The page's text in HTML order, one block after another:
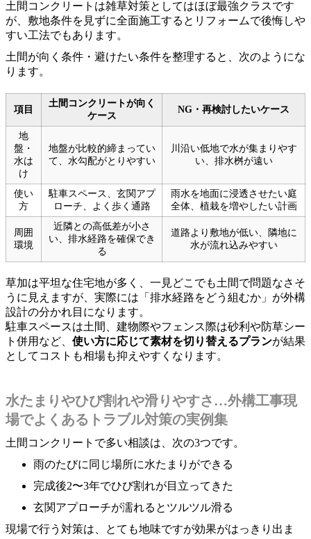
土間コンクリートは雑草対策としてはほぼ最強クラスです
が、敷地条件を見ずに全面施工するとリフォームで後悔しや
すい工法でもあります。
土間が向く条件・避けたい条件を整理すると、次のようにな
ります。
項目
土間コンクリートが向く
ケース
NG・再検討したいケース
地
盤・
水は
け
地盤が比較的締まってい
て、水勾配がとりやすい
川沿い低地で水が集まりやす
い、排水桝が遠い
使い
方
駐車スペース、玄関アプ
ローチ、よく歩く通路
雨水を地面に浸透させたい庭
全体、植栽を増やしたい計画
周囲
環境
近隣との高低差が小さ
い、排水経路を確保でき
る
道路より敷地が低い、隣地に
水が流れ込みやすい
草加は平坦な住宅地が多く、一見どこでも土間で問題なさそ
うに見えますが、実際には「排水経路をどう組むか」が外構
設計の分かれ目になります。
駐車スペースは土間、建物際やフェンス際は砂利や防草シー
ト併用など、 使い方に応じて素材を切り替えるプランが結果
としてコストも相場も抑えやすくなります。
水たまりやひび割れや滑りやすさ…外構工事現
場でよくあるトラブル対策の実例集
土間コンクリートで多い相談は、次の3つです。
雨のたびに同じ場所に水たまりができる
完成後2〜3年でひび割れが目立ってきた
玄関アプローチが濡れるとツルツル滑る
現場で行う対策は、とても地味ですが効果がはっきり出ま